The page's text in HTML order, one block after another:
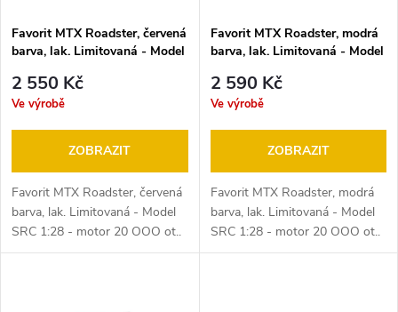
p
r
o
d
u
s
p
r
d
u
Favorit MTX Roadster, červená
barva, lak. Limitovaná - Model
-K autodráze ITES, FARO,
EuropaCup, Gonio .
2 550 Kč
Ve výrobě
ZOBRAZIT
Favorit MTX Roadster, červená
barva, lak. Limitovaná - Model
SRC 1:28 - motor 20 OOO ot..
-K autodráze ITES, FARO,
Favorit MTX Roadster, modrá
barva, lak. Limitovaná - Model
-K autodráze ITES, FARO,
EuropaCup, Gonio .
2 590 Kč
Ve výrobě
ZOBRAZIT
Favorit MTX Roadster, modrá
barva, lak. Limitovaná - Model
SRC 1:28 - motor 20 OOO ot..
-K autodráze ITES, FARO,